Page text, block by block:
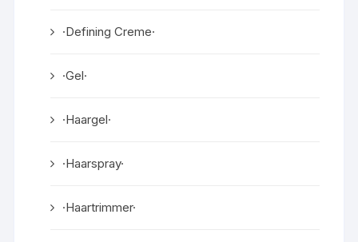
·Defining Creme·
·Gel·
·Haargel·
·Haarspray·
·Haartrimmer·